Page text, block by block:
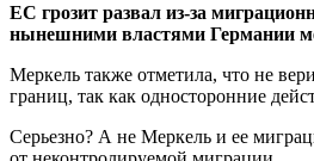
ЕС грозит развал из-за
нынешними властями Германии
Меркель также отметила, что не
границ, так как односторонние
Серьезно? А не Меркель и ее